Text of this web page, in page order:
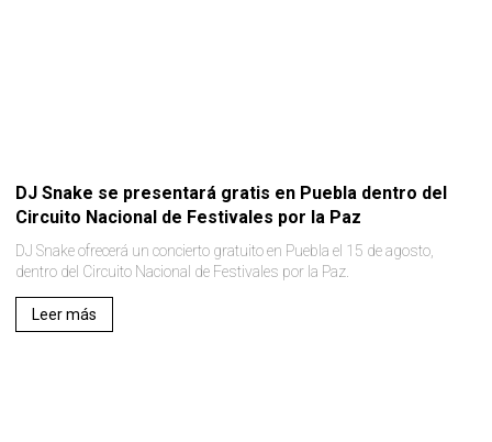
DJ Snake se presentará gratis en Puebla dentro del
Circuito Nacional de Festivales por la Paz
DJ Snake ofrecerá un concierto gratuito en Puebla el 15 de agosto,
dentro del Circuito Nacional de Festivales por la Paz.
Leer más